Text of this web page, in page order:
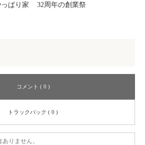
ぱり家
32周年の創業祭
コメント ( 0 )
トラックバック ( 0 )
りません。